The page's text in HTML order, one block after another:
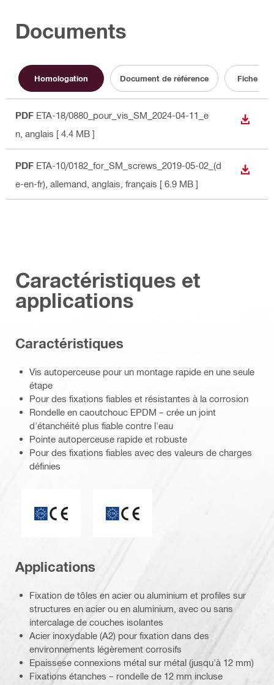
Documents
Homologation Document de référence Fiche
PDF ETA-18/0880_pour_vis_SM_2024-04-11_e
n , anglais [ 4.4 MB ]
PDF ETA-10/0182_for_SM_screws_2019-05-02_(d
e-en-fr) , allemand, anglais, français [ 6.9 MB ]
Caractéristiques et
applications
Caractéristiques
Vis autoperceuse pour un montage rapide en une seule
étape
Pour des fixations fiables et résistantes à la corrosion
Rondelle en caoutchouc EPDM – crée un joint
d'étanchéité plus fiable contre l'eau
Pointe autoperceuse rapide et robuste
Pour des fixations fiables avec des valeurs de charges
définies
Applications
Fixation de tôles en acier ou aluminium et profiles sur
structures en acier ou en aluminium, avec ou sans
intercalage de couches isolantes
Acier inoxydable (A2) pour fixation dans des
environnements légèrement corrosifs
Epaissese connexions métal sur métal (jusqu'à 12 mm)
Fixations étanches – rondelle de 12 mm incluse